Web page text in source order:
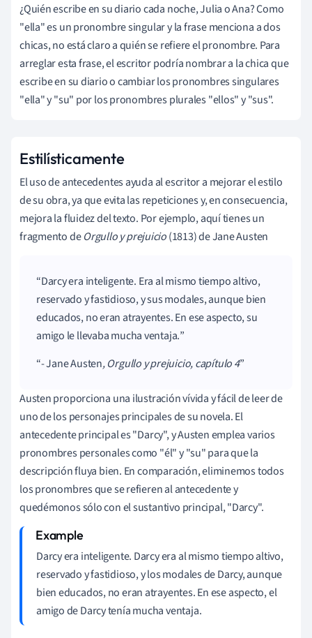
¿Quién escribe en su diario cada noche, Julia o Ana? Como
"ella" es un pronombre singular y la frase menciona a dos
chicas, no está claro a quién se refiere el pronombre. Para
arreglar esta frase, el escritor podría nombrar a la chica que
escribe en su diario o cambiar los pronombres singulares
"ella" y "su" por los pronombres plurales "ellos" y "sus".
Estilísticamente
El uso de antecedentes ayuda al escritor a mejorar el estilo
de su obra, ya que evita las repeticiones y, en consecuencia,
mejora la fluidez del texto. Por ejemplo, aquí tienes un
fragmento deOrgullo y prejuicio(1813) de Jane Austen
Darcy era inteligente. Era al mismo tiempo altivo,
reservado y fastidioso, y sus modales, aunque bien
educados, no eran atrayentes. En ese aspecto, su
amigo le llevaba mucha ventaja.
- Jane Austen, Orgullo y prejuicio, capítulo 4
Austen proporciona una ilustración vívida y fácil de leer de
uno de los personajes principales de su novela. El
antecedente principal es "Darcy", y Austen emplea varios
pronombres personales como "él" y "su" para que la
descripción fluya bien. En comparación, eliminemos todos
los pronombres que se refieren al antecedente y
quedémonos sólo con el sustantivo principal, "Darcy".
Darcy era inteligente. Darcy era al mismo tiempo altivo,
reservado y fastidioso, y los modales de Darcy, aunque
bien educados, no eran atrayentes. En ese aspecto, el
amigo de Darcy tenía mucha ventaja.